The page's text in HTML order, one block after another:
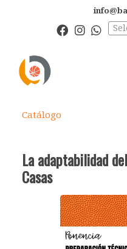
Catálogo
La adaptabilidad
Casas